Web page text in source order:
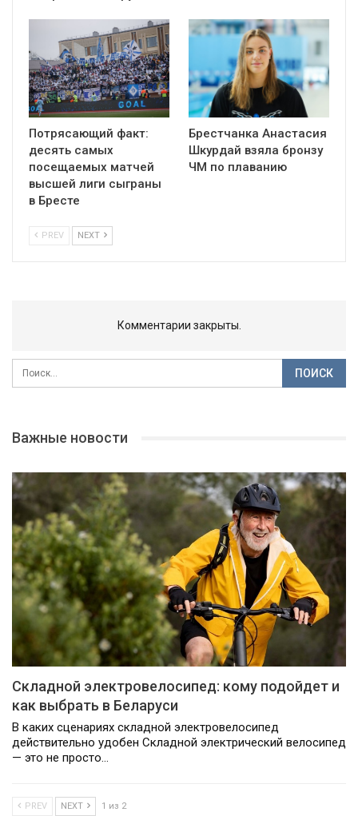
Потрясающий факт:
десять самых
посещаемых матчей
высшей лиги сыграны
в Бресте
Брестчанка Анастасия
Шкурдай взяла бронзу
ЧМ по плаванию
PREV NEXT
Комментарии закрыты.
Важные новости
Складной электровелосипед: кому подойдет и
как выбрать в Беларуси
В каких сценариях складной электровелосипед
действительно удобен Складной электрический велосипед
— это не просто…
PREV NEXT 1 из 2